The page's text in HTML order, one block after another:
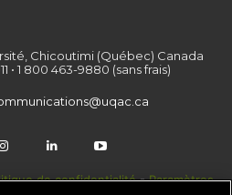
Chicoutimi (Québec) Canada
• 1 800 463-9880 (sans frais)
de confidentialité-Paramètres